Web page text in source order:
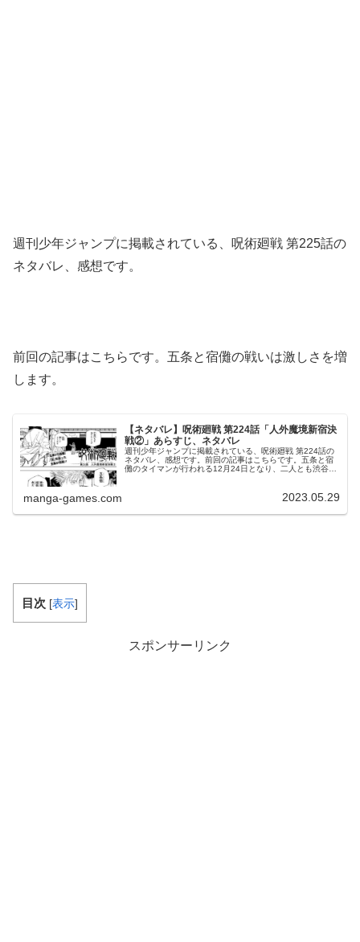
週刊少年ジャンプに掲載されている、呪術廻戦 第225話の
ネタバレ、感想です。
前回の記事はこちらです。五条と宿儺の戦いは激しさを増
します。
【ネタバレ】呪術廻戦 第224話「人外魔境新宿決
戦②」あらすじ、ネタバレ
週刊少年ジャンプに掲載されている、呪術廻戦 第224話の
ネタバレ、感想です。前回の記事はこちらです。五条と宿
儺のタイマンが行われる12月24日となり、二人とも渋谷へ
manga-games.com 2023.05.29
目次 [表示]
スポンサーリンク